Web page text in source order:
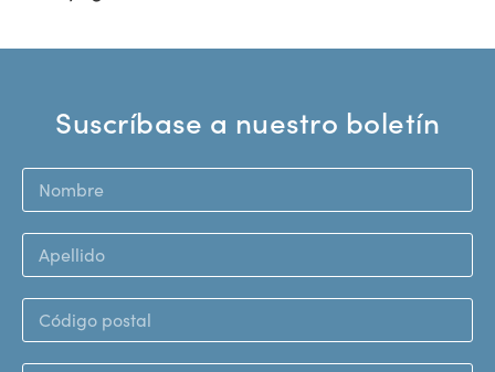
Suscríbase a nuestro boletín